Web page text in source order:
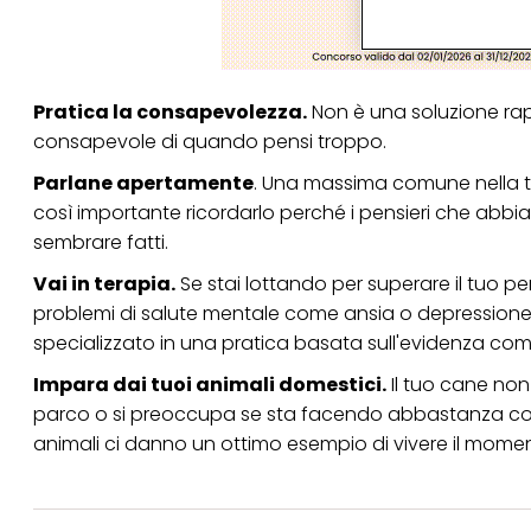
Pratica la consapevolezza.Non è una soluzione
consapevole di quando pensi troppo.
Parlane apertamente. Una massima comune
così importante ricordarlo perché i pensieri che
sembrare fatti.
Vai in terapia.Se stai lottando per superare il tuo
problemi di salute mentale come ansia o
specializzato in una pratica basata sull'evidenza
Impara dai tuoi animali domestici.Il tuo cane
parco o si preoccupa se sta facendo abbastanza
animali ci danno un ottimo esempio di vivere il
identificati) su
Puoi trovare
collegata nel piè di
periodo di
"modifica" di
per uno o più degli
tuoi dati personali
necessari per